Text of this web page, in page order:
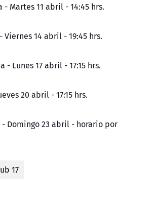
- Martes 11 abril - 14:45 hrs.
Viernes 14 abril - 19:45 hrs.
- Lunes 17 abril - 17:15 hrs.
20 abril - 17:15 hrs.
- Domingo 23 abril - horario por
17